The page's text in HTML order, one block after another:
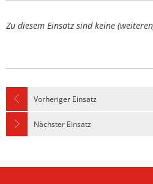
Zu diesem Einsatz sind keine
Vorheriger Einsatz
Nächster Einsatz